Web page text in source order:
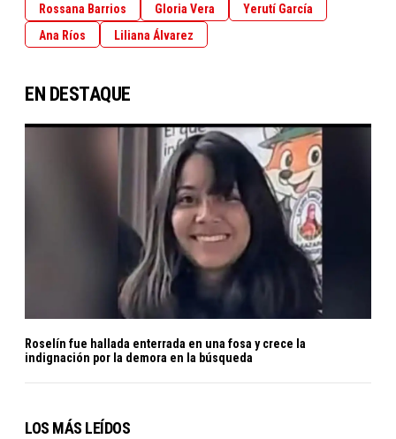
Rossana Barrios Gloria Vera
Yerutí García
Ana Ríos
Liliana Álvarez
EN DESTAQUE
Roselín fue hallada enterrada en una fosa y crece la
indignación por la demora en la búsqueda
LOS MÁS LEÍDOS